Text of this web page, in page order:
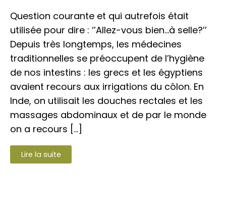
Question courante et qui autrefois était
utilisée pour dire : ‘’Allez-vous bien…à selle?’’
Depuis très longtemps, les médecines
traditionnelles se préoccupent de l’hygiène
de nos intestins : les grecs et les égyptiens
avaient recours aux irrigations du côlon. En
Inde, on utilisait les douches rectales et les
massages abdominaux et de par le monde
on a recours […]
Lire la suite